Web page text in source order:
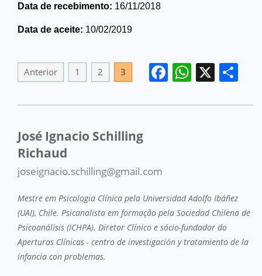
Data de recebimento: 16/11/2018
Data de aceite: 10/02/2019
Facebook
X
Anterior 1 2 3
José Ignacio Schilling
Richaud
joseignacio.schilling@gmail.com
Mestre em Psicologia Clínica pela Universidad Adolfo Ibáñez
(UAI), Chile. Psicanalista em formação pela Sociedad Chilena de
Psicoanálisis (ICHPA). Diretor Clínico e sócio-fundador do
Aperturas Clínicas - centro de investigación y tratamiento de la
infancia con problemas.